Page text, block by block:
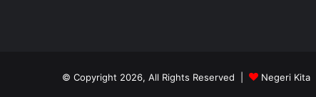
b
© Copyright 2026, All Rights Reserved | Negeri Kita